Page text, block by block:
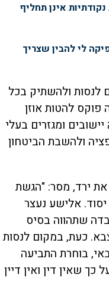
אינן תחליף
לי להבין שצריך
לנסות ולהשתיק בכל
פוקס להטות אוזן
ומגזרים בעלי
ולהשבת הביטחון
את ירד, מסר: "הגשת
אלישע נעצר
שתהווה בסיס
כעת, במקום לנסות
בוחרת התביעה
שאין דין ואין דיין